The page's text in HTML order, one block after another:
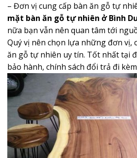
– Đơn vị cung cấp bàn ăn gỗ tự
mặt bàn ăn gỗ tự nhiên ở Bình
nữa bạn vẫn nên quan tâm tới
Quý vị nên chọn lựa những đơn vị,
ăn gỗ tự nhiên uy tín. Tốt nhất tại
bảo hành, chính sách đổi trả đi